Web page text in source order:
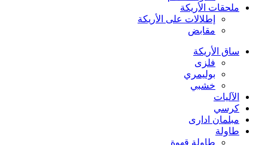
ملحقات الأريكة
إطلالات على الأريكة
مقابض
ساق الأريكة
فلزی
بوليمري
خشبي
الآليات
كرسي
مبلمان اداری
طاولة
طاولة قهوة